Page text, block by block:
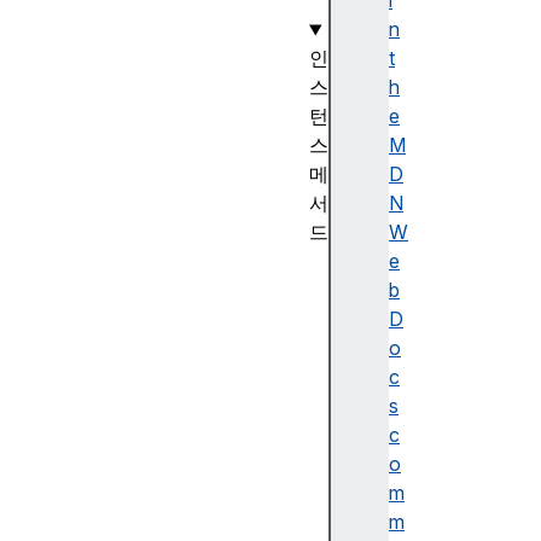
n
t
h
e
M
D
N
W
e
b
D
o
c
s
c
o
m
m
인
스
턴
스
메
서
드